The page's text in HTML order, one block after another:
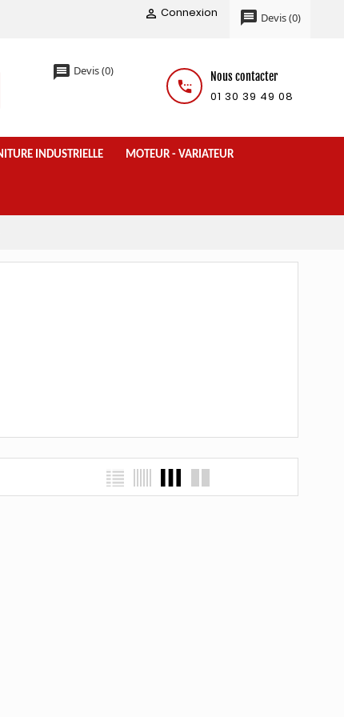
 Connexion message Devis(0)
settings_phone
Nous contacter
01 30 39 49 08
message Devis(0)
INDUSTRIELLE MOTEUR - VARIATEUR